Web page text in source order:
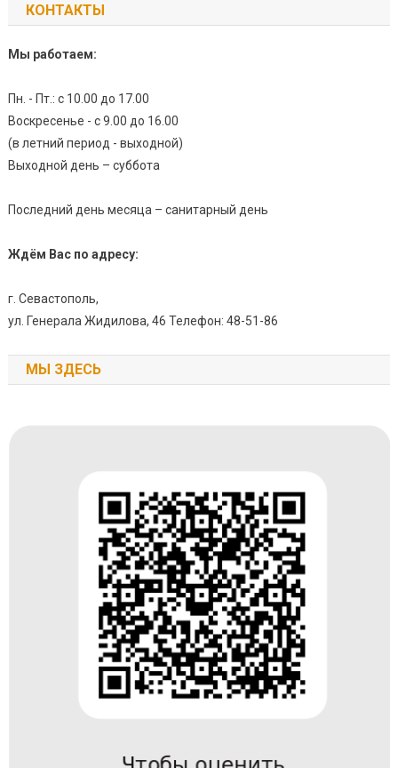
КОНТАКТЫ
Мы работаем:
Пн. - Пт.: с 10.00 до 17.00
Воскресенье - с 9.00 до 16.00
(в летний период - выходной)
Выходной день – суббота
Последний день месяца – санитарный день
Ждём Вас по адресу:
г. Севастополь,
ул. Генерала Жидилова, 46 Телефон: 48-51-86
МЫ ЗДЕСЬ